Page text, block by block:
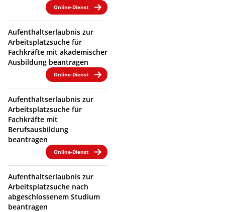
Online-Dienst
Aufenthaltserlaubnis zur
Arbeitsplatzsuche für
Fachkräfte mit akademischer
Ausbildung beantragen
Online-Dienst
Aufenthaltserlaubnis zur
Arbeitsplatzsuche für
Fachkräfte mit
Berufsausbildung
beantragen
Online-Dienst
Aufenthaltserlaubnis zur
Arbeitsplatzsuche nach
abgeschlossenem Studium
beantragen